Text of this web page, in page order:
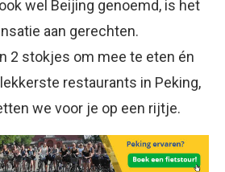
wel Beijing genoemd, is het
aan gerechten.
2 stokjes om mee te eten én
restaurants in Peking,
we voor je op een rijtje.